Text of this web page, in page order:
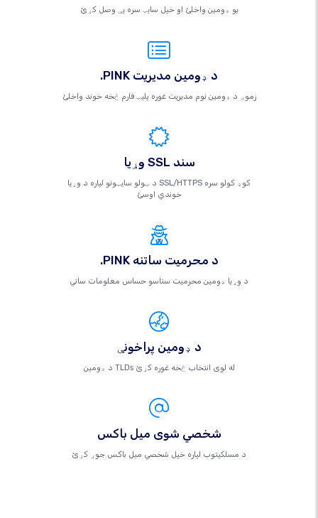
یو ډومین واخلئ او خپل سایټ سره یې وصل کړئ
.PINK د ډومین مدیریت
زموږ د ډومین نوم مدیریت غوره پلیټ فارم څخه خوند واخلئ
وړیا SSL سند
د ټولو سایټونو لپاره د وړیا SSL/HTTPS کوډ کولو سره
خوندي اوسئ
.PINK د محرمیت ساتنه
د وړیا ډومین محرمیت ستاسو حساس معلومات ساتي
د ډومین پراخونې
د ډومین TLDs له لوی انتخاب څخه غوره کړئ
شخصي شوی میل باکس
د مسلکيتوب لپاره خپل شخصي میل باکس جوړ کړئ